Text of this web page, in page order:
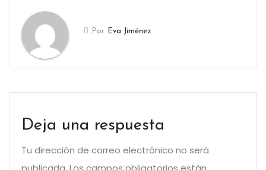
Por Eva Jiménez
Deja una respuesta
Tu dirección de correo electrónico no será